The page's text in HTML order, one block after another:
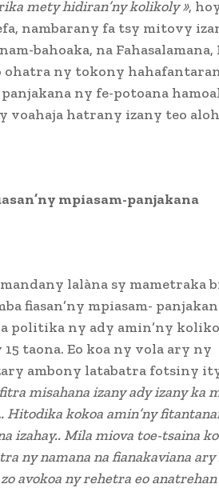
mety hidiran’ny kolikoly »,
nambarany fa tsy mitovy
bahoaka, na Fahasalamana,
ohatra ny tokony
ny fe-potoana
hatrany izany teo
mpiasam-panjakana
lalàna sy mametraka
fiasan’ny mpiasam-
politika ny ady amin’ny
taona. Eo koa ny vola ary ny
ambony latabatra fotsiny
misahana izany ady izany ka
Hitodika kokoa amin’ny
izahay.. Mila miova toe-tsaina
ny namana na fianakaviana ary
avokoa ny rehetra eo